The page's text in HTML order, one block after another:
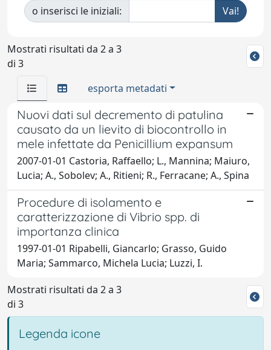
o inserisci le iniziali:
Mostrati risultati da 2 a 3
di 3
esporta metadati
Nuovi dati sul decremento di patulina
causato da un lievito di biocontrollo in
mele infettate da Penicillium expansum
2007-01-01 Castoria, Raffaello; L., Mannina; Maiuro,
Lucia; A., Sobolev; A., Ritieni; R., Ferracane; A., Spina
Procedure di isolamento e
caratterizzazione di Vibrio spp. di
importanza clinica
1997-01-01 Ripabelli, Giancarlo; Grasso, Guido
Maria; Sammarco, Michela Lucia; Luzzi, I.
Mostrati risultati da 2 a 3
di 3
Legenda icone